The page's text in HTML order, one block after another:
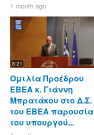
1 month ago
8:21
Ομιλία Προέδρου
ΕΒΕΑ κ. Γιάννη
Μπρατάκου στο Δ.Σ.
του ΕΒΕΑ παρουσία
του υπουργού...